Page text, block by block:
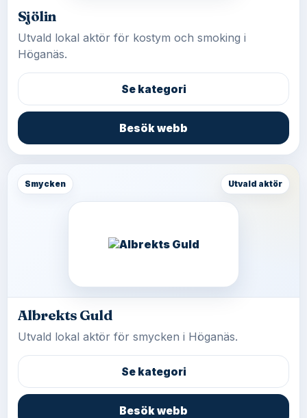
Sjölin
Utvald lokal aktör för kostym och smoking i
Höganäs.
Se kategori
Besök webb
Smycken Utvald aktör
Albrekts Guld
Utvald lokal aktör för smycken i Höganäs.
Se kategori
Besök webb